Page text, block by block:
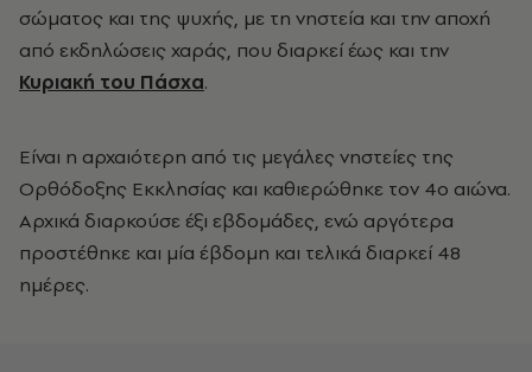
σώματος και της ψυχής, με τη νηστεία και την αποχή
από εκδηλώσεις χαράς, που διαρκεί έως και την
Κυριακή του Πάσχα.
Είναι η αρχαιότερη από τις μεγάλες νηστείες της
Ορθόδοξης Εκκλησίας και καθιερώθηκε τον 4ο αιώνα.
Αρχικά διαρκούσε έξι εβδομάδες, ενώ αργότερα
προστέθηκε και μία έβδομη και τελικά διαρκεί 48
ημέρες.